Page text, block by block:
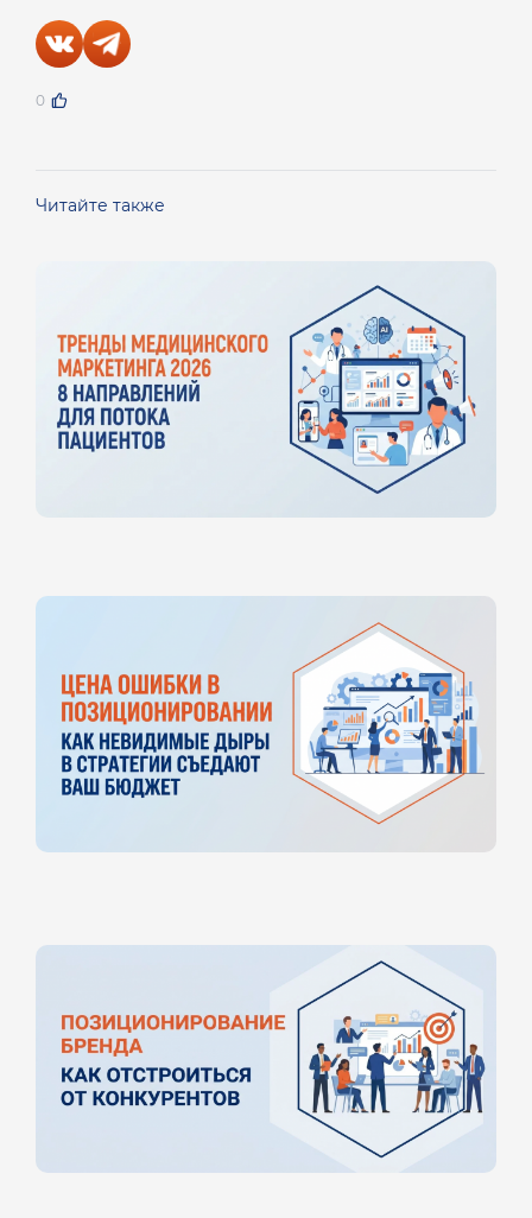
0
Читайте также